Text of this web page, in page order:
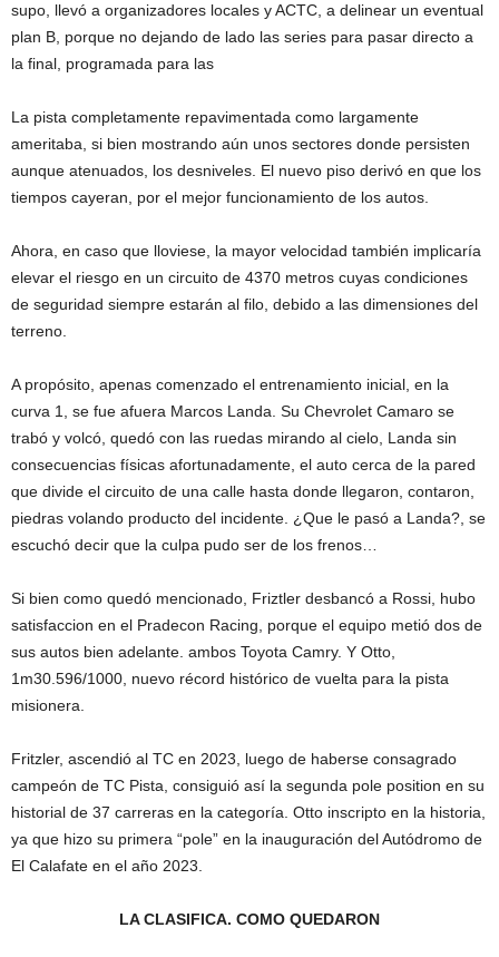
supo, llevó a organizadores locales y ACTC, a delinear un eventual
plan B, porque no dejando de lado las series para pasar directo a
la final, programada para las
La pista completamente repavimentada como largamente
ameritaba, si bien mostrando aún unos sectores donde persisten
aunque atenuados, los desniveles. El nuevo piso derivó en que los
tiempos cayeran, por el mejor funcionamiento de los autos.
Ahora, en caso que lloviese, la mayor velocidad también implicaría
elevar el riesgo en un circuito de 4370 metros cuyas condiciones
de seguridad siempre estarán al filo, debido a las dimensiones del
terreno.
A propósito, apenas comenzado el entrenamiento inicial, en la
curva 1, se fue afuera Marcos Landa. Su Chevrolet Camaro se
trabó y volcó, quedó con las ruedas mirando al cielo, Landa sin
consecuencias físicas afortunadamente, el auto cerca de la pared
que divide el circuito de una calle hasta donde llegaron, contaron,
piedras volando producto del incidente. ¿Que le pasó a Landa?, se
escuchó decir que la culpa pudo ser de los frenos…
Si bien como quedó mencionado, Friztler desbancó a Rossi, hubo
satisfaccion en el Pradecon Racing, porque el equipo metió dos de
sus autos bien adelante. ambos Toyota Camry. Y Otto,
1m30.596/1000, nuevo récord histórico de vuelta para la pista
misionera.
Fritzler, ascendió al TC en 2023, luego de haberse consagrado
campeón de TC Pista, consiguió así la segunda pole position en su
historial de 37 carreras en la categoría. Otto inscripto en la historia,
ya que hizo su primera “pole” en la inauguración del Autódromo de
El Calafate en el año 2023.
LA CLASIFICA. COMO QUEDARON